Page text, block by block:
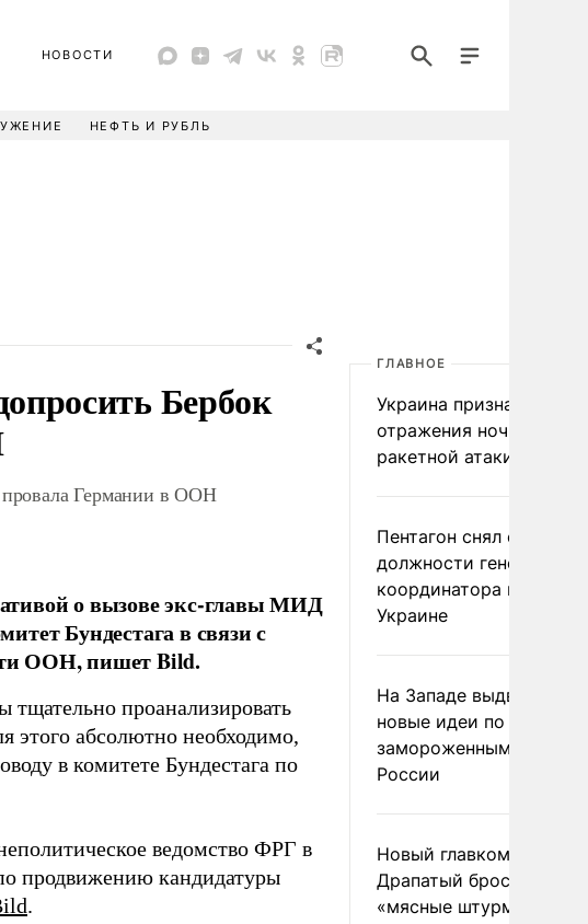
НОВОСТИ
НЕФТЬ И РУБЛЬ
Бербок
провала Германии в ООН
о вызове экс-главы МИД
Бундестага в связи с
ООН, пишет Bild.
проанализировать
этого абсолютно необходимо,
в комитете Бундестага по
ведомство ФРГ в
продвижению кандидатуры
.
ГЛАВНОЕ
Украина признала
отражения ночной
ракетной атаки
Пентагон снял с
должности генерала-
координатора помощи
Украине
На Западе выдвинули
новые идеи по
замороженным
России
Новый главком ВСУ
Драпатый бросил
«мясные штурмы»